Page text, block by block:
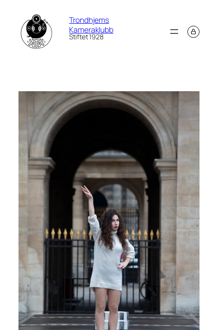
innhold
Trondhjems
Kameraklubb
Stiftet 1928